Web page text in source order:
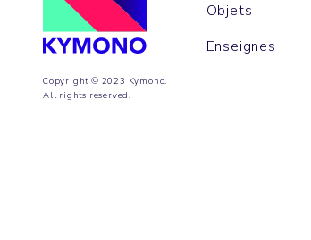
Copyright © 2023 Kymono.
All rights reserved.
Objets
Enseignes